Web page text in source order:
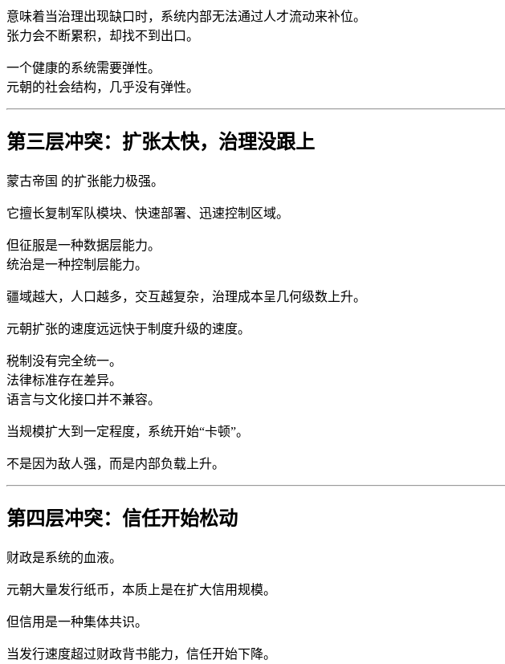
意味着当治理出现缺口时，系统内部无法通过人才流动来补位。
张力会不断累积，却找不到出口。
一个健康的系统需要弹性。
元朝的社会结构，几乎没有弹性。
第三层冲突：扩张太快，治理没跟上
蒙古帝国 的扩张能力极强。
它擅长复制军队模块、快速部署、迅速控制区域。
但征服是一种数据层能力。
统治是一种控制层能力。
疆域越大，人口越多，交互越复杂，治理成本呈几何级数上升。
元朝扩张的速度远远快于制度升级的速度。
税制没有完全统一。
法律标准存在差异。
语言与文化接口并不兼容。
当规模扩大到一定程度，系统开始“卡顿”。
不是因为敌人强，而是内部负载上升。
第四层冲突：信任开始松动
财政是系统的血液。
元朝大量发行纸币，本质上是在扩大信用规模。
但信用是一种集体共识。
当发行速度超过财政背书能力，信任开始下降。